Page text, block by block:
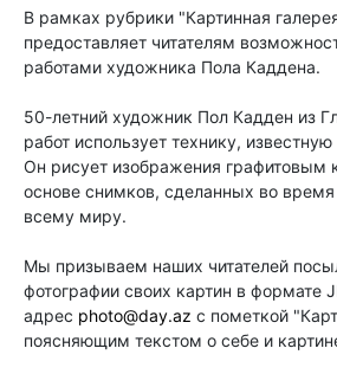
В рамках рубрики "Картинная
предоставляет читателям
работами художника Пола Каддена.
50-летний художник Пол Кадден из
работ использует технику,
Он рисует изображения графитовым
основе снимков, сделанных во
всему миру.
Мы призываем наших читателей
фотографии своих картин в формате
адрес photo@day.az с пометкой
поясняющим текстом о себе и